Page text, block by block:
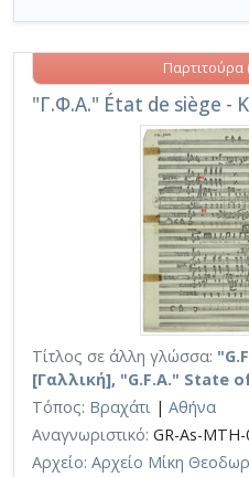
"Γ.Φ.Α." État de siège -
Παρτιτούρα
Τίτλος σε άλλη γλώσσα:
[Γαλλική], "G.F.A." State
Τόπος: Βραχάτι | Αθήνα
Αναγνωριστικό: GR-As-
Αρχείο: Αρχείο Μίκη